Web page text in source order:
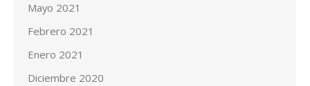
Mayo 2021
Febrero 2021
Enero 2021
Diciembre 2020